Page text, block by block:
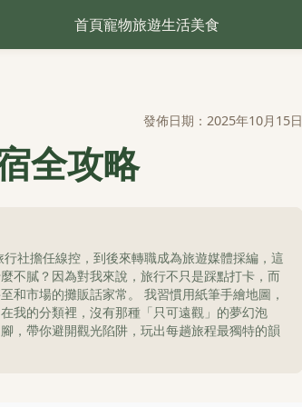
首頁寵物旅遊生活美食
發佈日期：2025年10月15日
全攻略
社擔任線控，到後來轉職成為旅遊媒體採編，這
不膩？因為對我來說，旅行不只是踩點打卡，而
和市場的攤販話家常。 我習慣用紙筆手繪地圖，
我的分類裡，沒有那種「只可遠觀」的夢幻泡
，帶你避開觀光陷阱，玩出每趟旅程最獨特的韻